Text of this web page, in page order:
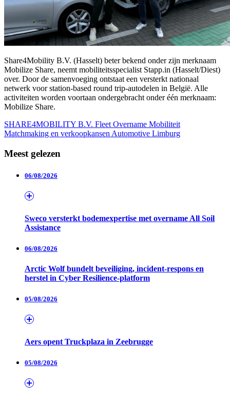
Share4Mobility B.V. (Hasselt) beter bekend onder zijn merknaam
Mobilize Share, neemt mobiliteitsspecialist Stapp.in (Hasselt/Diest)
over. Door de samenvoeging ontstaat een versterkt nationaal
netwerk voor station-based round trip-autodelen in België. Alle
activiteiten worden voortaan ondergebracht onder één merknaam:
Mobilize Share.
SHARE4MOBILITY B.V. Fleet Overname Mobiliteit
Matchmaking en verkoopkansen Automotive Limburg
Meest gelezen
06/08/2026
Sweco versterkt bodemexpertise met overname All Soil
Assistance
06/08/2026
Arctic Wolf bundelt beveiliging, incident-respons en
herstel in Cyber Resilience-platform
05/08/2026
Aers opent Truckplaza in Zeebrugge
05/08/2026